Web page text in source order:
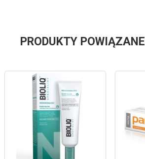
PRODUKTY POWIĄZANE